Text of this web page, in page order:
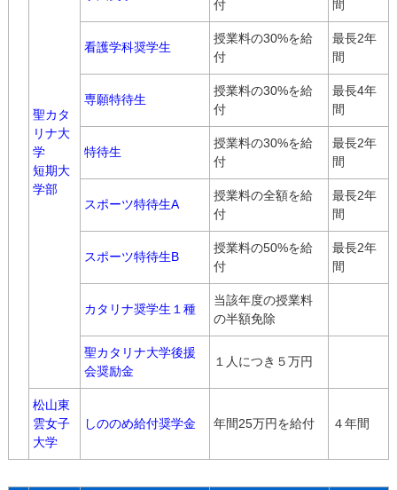
聖カタ
リナ大
学
短期大
学部
付
間
看護学科奨学生
授業料の30%を給
付
最長2年
間
専願特待生
授業料の30%を給
付
最長4年
間
特待生
授業料の30%を給
付
最長2年
間
スポーツ特待生A
授業料の全額を給
付
最長2年
間
スポーツ特待生B
授業料の50%を給
付
最長2年
間
カタリナ奨学生１種
当該年度の授業料
の半額免除
聖カタリナ大学後援
会奨励金
１人につき５万円
松山東
雲女子
大学
しののめ給付奨学金 年間25万円を給付 ４年間